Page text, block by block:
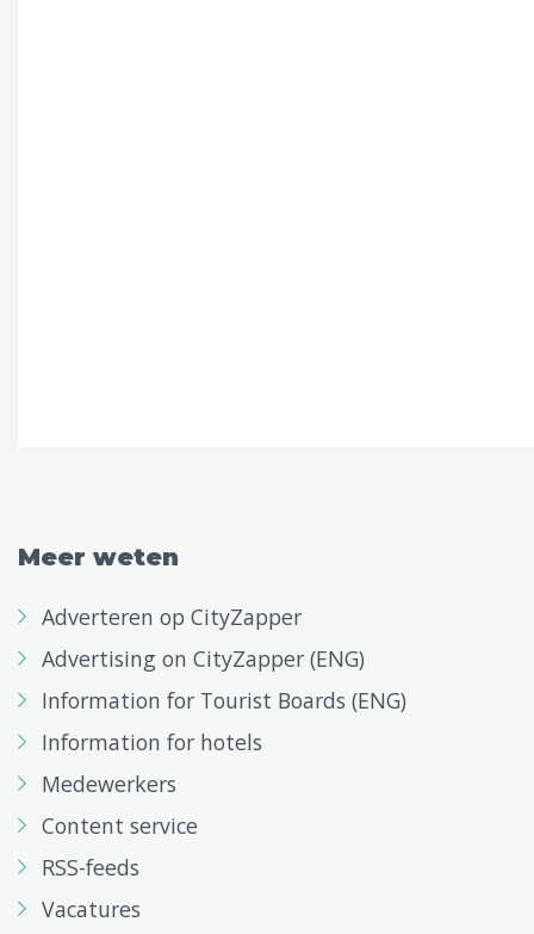
Meer weten
Adverteren op CityZapper
Advertising on CityZapper (ENG)
Information for Tourist Boards (ENG)
Information for hotels
Medewerkers
Content service
RSS-feeds
Vacatures